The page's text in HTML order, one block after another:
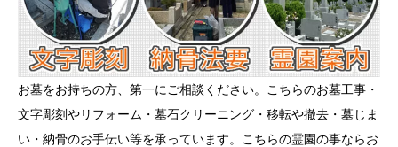
お墓をお持ちの方、第一にご相談ください。こちらのお墓工事・
文字彫刻やリフォーム・墓石クリーニング・移転や撤去・墓じま
い・納骨のお手伝い等を承っています。こちらの霊園の事ならお